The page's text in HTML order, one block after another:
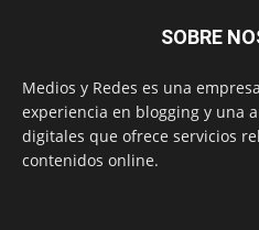
SOBRE
Medios y Redes es una
experiencia en blogging y una
digitales que ofrece servicios
contenidos online.